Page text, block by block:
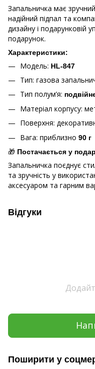
Запальничка має
надійний підпал та
дизайну і подарунковій
подарунок.
Характеристики:
Модель: HL-847
Тип: газова
Тип полум’я:
Матеріал корпусу:
Поверхня:
Вага: приблизно 90 г
🎁 Постачається у
Запальничка поєднує
та зручність у
аксесуаром та гарним
Відгуки
Поширити у